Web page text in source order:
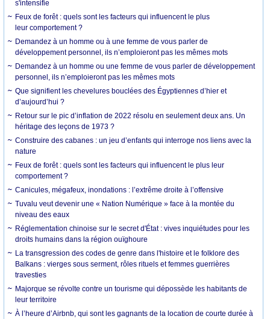
s'intensifie
Feux de forêt : quels sont les facteurs qui influencent le plus
leur comportement ?
Demandez à un homme ou à une femme de vous parler de
développement personnel, ils n’emploieront pas les mêmes mots
Demandez à un homme ou une femme de vous parler de développement
personnel, ils n’emploieront pas les mêmes mots
Que signifient les chevelures bouclées des Égyptiennes d’hier et
d’aujourd’hui ?
Retour sur le pic d’inflation de 2022 résolu en seulement deux ans. Un
héritage des leçons de 1973 ?
Construire des cabanes : un jeu d’enfants qui interroge nos liens avec la
nature
Feux de forêt : quels sont les facteurs qui influencent le plus leur
comportement ?
Canicules, mégafeux, inondations : l’extrême droite à l’offensive
Tuvalu veut devenir une « Nation Numérique » face à la montée du
niveau des eaux
Réglementation chinoise sur le secret d'État : vives inquiétudes pour les
droits humains dans la région ouïghoure
La transgression des codes de genre dans l'histoire et le folklore des
Balkans : vierges sous serment, rôles rituels et femmes guerrières
travesties
Majorque se révolte contre un tourisme qui dépossède les habitants de
leur territoire
À l’heure d’Airbnb, qui sont les gagnants de la location de courte durée à